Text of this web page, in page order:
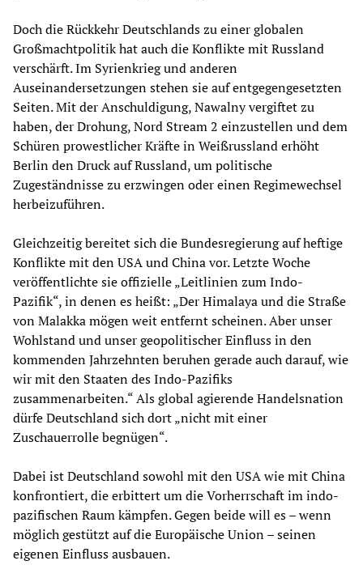
Doch die Rückkehr Deutschlands zu einer globalen
Großmachtpolitik hat auch die Konflikte mit Russland
verschärft. Im Syrienkrieg und anderen
Auseinandersetzungen stehen sie auf entgegengesetzten
Seiten. Mit der Anschuldigung, Nawalny vergiftet zu
haben, der Drohung, Nord Stream 2 einzustellen und dem
Schüren prowestlicher Kräfte in Weißrussland erhöht
Berlin den Druck auf Russland, um politische
Zugeständnisse zu erzwingen oder einen Regimewechsel
herbeizuführen.
Gleichzeitig bereitet sich die Bundesregierung auf heftige
Konflikte mit den USA und China vor. Letzte Woche
veröffentlichte sie offizielle „Leitlinien zum Indo-
Pazifik“, in denen es heißt: „Der Himalaya und die Straße
von Malakka mögen weit entfernt scheinen. Aber unser
Wohlstand und unser geopolitischer Einfluss in den
kommenden Jahrzehnten beruhen gerade auch darauf, wie
wir mit den Staaten des Indo-Pazifiks
zusammenarbeiten.“ Als global agierende Handelsnation
dürfe Deutschland sich dort „nicht mit einer
Zuschauerrolle begnügen“.
Dabei ist Deutschland sowohl mit den USA wie mit China
konfrontiert, die erbittert um die Vorherrschaft im indo-
pazifischen Raum kämpfen. Gegen beide will es – wenn
möglich gestützt auf die Europäische Union – seinen
eigenen Einfluss ausbauen.